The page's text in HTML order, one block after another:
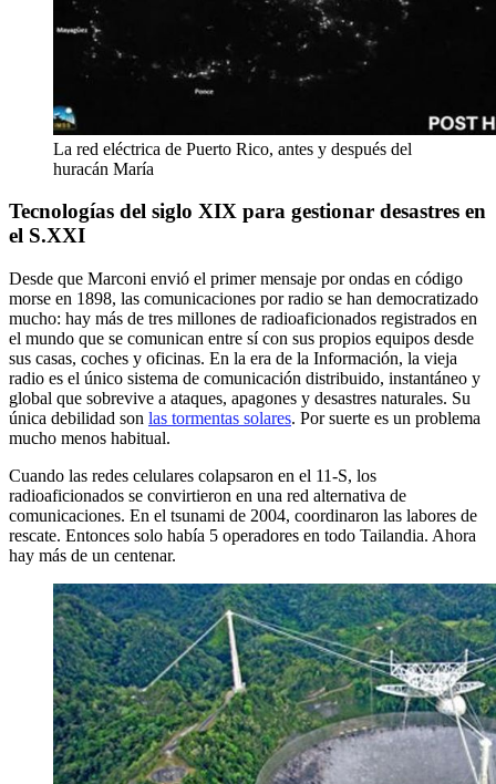
La red eléctrica de Puerto Rico, antes y después del
huracán María
Tecnologías del siglo XIX para gestionar desastres en
el S.XXI
Desde que Marconi envió el primer mensaje por ondas en código
morse en 1898, las comunicaciones por radio se han democratizado
mucho: hay más de tres millones de radioaficionados registrados en
el mundo que se comunican entre sí con sus propios equipos desde
sus casas, coches y oficinas. En la era de la Información, la vieja
radio es el único sistema de comunicación distribuido, instantáneo y
global que sobrevive a ataques, apagones y desastres naturales. Su
única debilidad son las tormentas solares. Por suerte es un problema
mucho menos habitual.
Cuando las redes celulares colapsaron en el 11-S, los
radioaficionados se convirtieron en una red alternativa de
comunicaciones. En el tsunami de 2004, coordinaron las labores de
rescate. Entonces solo había 5 operadores en todo Tailandia. Ahora
hay más de un centenar.